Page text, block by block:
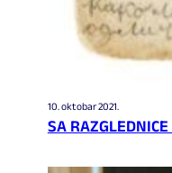
10. oktobar 2021.
SA